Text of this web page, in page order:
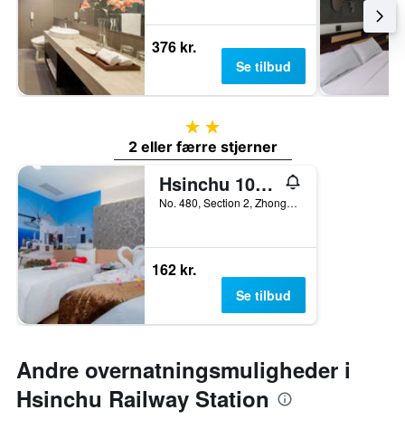
376 kr.
Se tilbud
2 stjerner
2 eller færre stjerner
Hsinchu 101 Inn
No. 480, Section 2, Zhonghua Road, Hsinchu, Taiwan
162 kr.
Se tilbud
Andre overnatningsmuligheder i
Hsinchu Railway Station